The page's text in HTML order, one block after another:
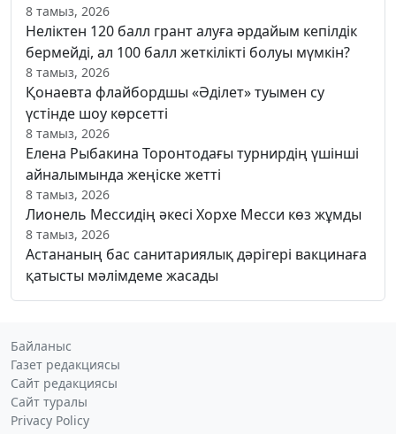
8 тамыз, 2026
Неліктен 120 балл грант алуға әрдайым кепілдік
бермейді, ал 100 балл жеткілікті болуы мүмкін?
8 тамыз, 2026
Қонаевта флайбордшы «Әділет» туымен су
үстінде шоу көрсетті
8 тамыз, 2026
Елена Рыбакина Торонтодағы турнирдің үшінші
айналымында жеңіске жетті
8 тамыз, 2026
Лионель Мессидің әкесі Хорхе Месси көз жұмды
8 тамыз, 2026
Астананың бас санитариялық дәрігері вакцинаға
қатысты мәлімдеме жасады
Байланыс
Газет редакциясы
Сайт редакциясы
Сайт туралы
Privacy Policy